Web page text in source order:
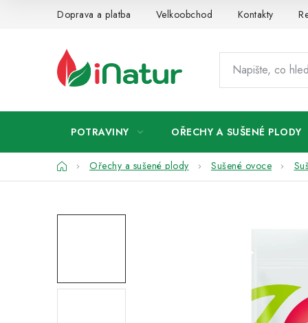
Doprava a platba Velkoobchod Kontakty
POTRAVINY OŘECHY A SUŠENÉ PLODY
DomůOřechy a sušené plody Sušené ovoce